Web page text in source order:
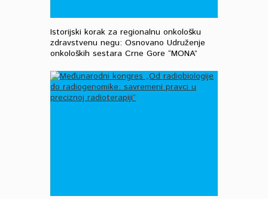
Istorijski korak za regionalnu onkološku
zdravstvenu negu: Osnovano Udruženje
onkoloških sestara Crne Gore “MONA”